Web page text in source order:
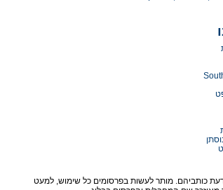
כותביהם. מותר לעשות בפרסומים כל שימוש, למעט